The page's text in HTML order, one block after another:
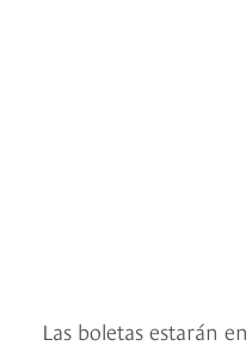
Las boletas estarán en